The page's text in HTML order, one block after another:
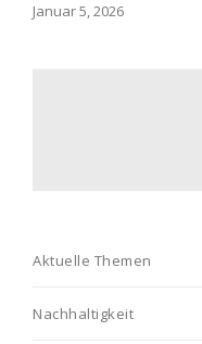
Januar 5, 2026
Aktuelle Themen
Nachhaltigkeit